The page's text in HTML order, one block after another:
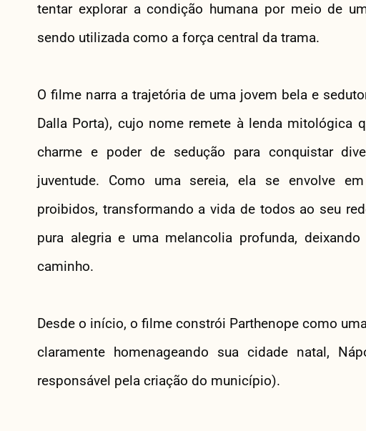
tentar explorar a condição humana por meio de
sendo utilizada como a força central da trama.
O filme narra a trajetória de uma jovem bela e
Dalla Porta), cujo nome remete à lenda mitológica
charme e poder de sedução para conquistar
juventude. Como uma sereia, ela se envolve
proibidos, transformando a vida de todos ao seu
pura alegria e uma melancolia profunda,
caminho.
Desde o início, o filme constrói Parthenope como
claramente homenageando sua cidade natal,
responsável pela criação do município).